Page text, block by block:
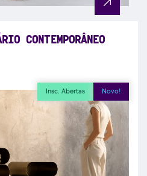
CONTEMPORÂNEO
Insc. Abertas Novo!